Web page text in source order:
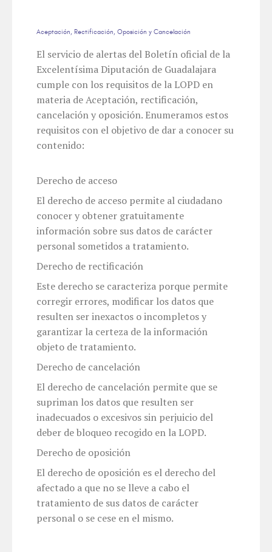
Aceptación, Rectificación, Oposición y Cancelación
El servicio de alertas del Boletín oficial de la
Excelentísima Diputación de Guadalajara
cumple con los requisitos de la LOPD en
materia de Aceptación, rectificación,
cancelación y oposición. Enumeramos estos
requisitos con el objetivo de dar a conocer su
contenido:
Derecho de acceso
El derecho de acceso permite al ciudadano
conocer y obtener gratuitamente
información sobre sus datos de carácter
personal sometidos a tratamiento.
Derecho de rectificación
Este derecho se caracteriza porque permite
corregir errores, modificar los datos que
resulten ser inexactos o incompletos y
garantizar la certeza de la información
objeto de tratamiento.
Derecho de cancelación
El derecho de cancelación permite que se
supriman los datos que resulten ser
inadecuados o excesivos sin perjuicio del
deber de bloqueo recogido en la LOPD.
Derecho de oposición
El derecho de oposición es el derecho del
afectado a que no se lleve a cabo el
tratamiento de sus datos de carácter
personal o se cese en el mismo.